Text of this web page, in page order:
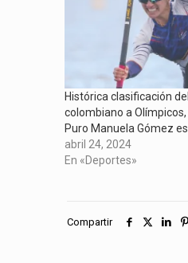
una
ventana
nueva)
una
nueva)
Histórica clasificación
colombiano a
Puro Manuela Gómez
abril 24, 2024
En «Deportes»
Compartir